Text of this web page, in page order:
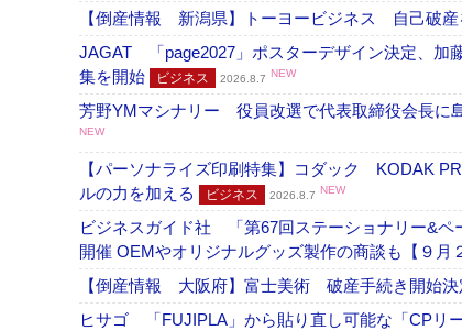
【倒産情報 新潟県】トーヨービジネス 自己破産
JAGAT 「page2027」ポスターデザイン決定、加
集を開始
ビジネス 2026.8.7 NEW
芳野YMマシナリー 役員改選で代表取締役会長に
NEW
【パーソナライズ印刷特集】コダック KODAK
ルの力を加える
ビジネス 2026.8.7 NEW
ビジネスガイド社 「第67回ステーショナリー&ペ
開催 OEMやオリジナルグッズ製作の商談も【９月
【倒産情報 大阪府】富士美術 破産手続き開始決
ヒサゴ 「FUJIPLA」から貼り直し可能な「CPリ